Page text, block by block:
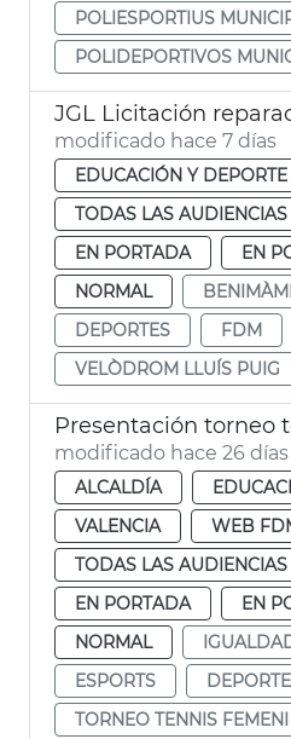
POLIESPORTIUS
POLIDEPORTIVOS
modificado hace 7 días
EDUCACIÓN Y DEPORTE
TODAS LAS AUDIENCIAS
EN PORTADA
EN
NORMAL
DEPORTES
FDM
VELÒDROM LLUÍS PUIG
modificado hace 26 días
ALCALDÍA
VALENCIA
WEB
TODAS LAS AUDIENCIAS
EN PORTADA
EN
NORMAL
ESPORTS
TORNEO TENNIS FEMENI